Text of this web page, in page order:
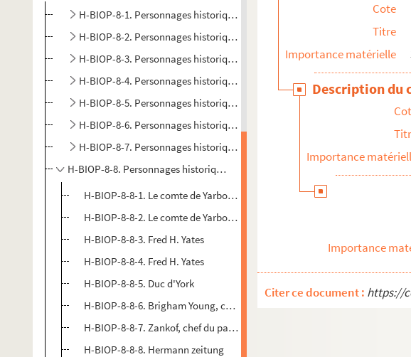
H-BIOP-8-1. Personnages historiques dont le nom commence par P
H-BIOP-8-2. Personnages historiques dont le nom commence par R
H-BIOP-8-3. Personnages historiques dont le nom commence par S
H-BIOP-8-4. Personnages historiques dont le nom commence par T
H-BIOP-8-5. Personnages historiques dont le nom commence par U
H-BIOP-8-6. Personnages historiques dont le nom commence par V
H-BIOP-8-7. Personnages historiques dont le nom commence par W
H-BIOP-8-8. Personnages historiques dont le nom commence par Y et Z
H-BIOP-8-8-1. Le comte de Yarborough
H-BIOP-8-8-2. Le comte de Yarborough
H-BIOP-8-8-3. Fred H. Yates
H-BIOP-8-8-4. Fred H. Yates
H-BIOP-8-8-5. Duc d'York
H-BIOP-8-8-6. Brigham Young, chef des Mormons
H-BIOP-8-8-7. Zankof, chef du parti Russe, membre du gouvernement
H-BIOP-8-8-8. Hermann zeitung
Cote
Titre
Importance matérielle
Description du
Importance
Importance
Citer ce document : https://